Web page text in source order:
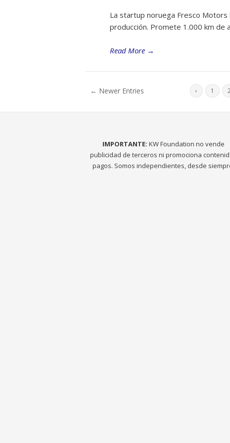
La startup noruega Fresco
producción. Promete 1.000 km de
Read More →
← Newer Entries ‹ 1
IMPORTANTE: KW Foundation no vende
publicidad de terceros ni promociona
pagos. Somos independientes, desde